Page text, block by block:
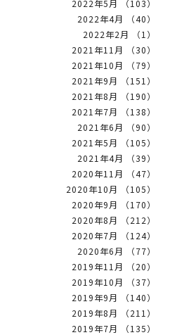
2022年5月 （103）
2022年4月 （40）
2022年2月 （1）
2021年11月 （30）
2021年10月 （79）
2021年9月 （151）
2021年8月 （190）
2021年7月 （138）
2021年6月 （90）
2021年5月 （105）
2021年4月 （39）
2020年11月 （47）
2020年10月 （105）
2020年9月 （170）
2020年8月 （212）
2020年7月 （124）
2020年6月 （77）
2019年11月 （20）
2019年10月 （37）
2019年9月 （140）
2019年8月 （211）
2019年7月 （135）